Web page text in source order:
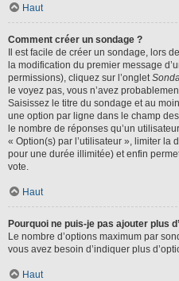
Haut
Comment créer un sondage ?
Il est facile de créer un sondage, lors
la modification du premier message
permissions), cliquez sur l’onglet
le voyez pas, vous n’avez
Saisissez le titre du sondage et au
une option par ligne dans le champ
le nombre de réponses qu’un
« Option(s) par l’utilisateur », limiter la
pour une durée illimitée) et enfin
vote.
Haut
Pourquoi ne puis-je pas ajouter plus
Le nombre d’options maximum par
vous avez besoin d’indiquer plus
Haut